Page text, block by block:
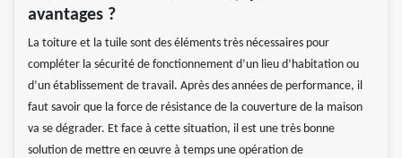
avantages ?
La toiture et la tuile sont des éléments très nécessaires pour
compléter la sécurité de fonctionnement d’un lieu d’habitation ou
d’un établissement de travail. Après des années de performance, il
faut savoir que la force de résistance de la couverture de la maison
va se dégrader. Et face à cette situation, il est une très bonne
solution de mettre en œuvre à temps une opération de